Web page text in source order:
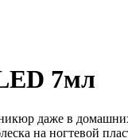
7мл
даже в
на ногтевой